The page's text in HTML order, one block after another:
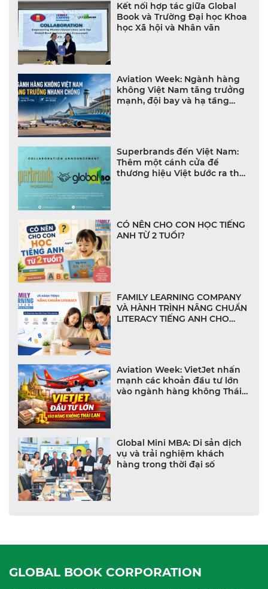
Kết nối hợp tác giữa Global
Book và Trường Đại học Khoa
học Xã hội và Nhân văn
Aviation Week: Ngành hàng
không Việt Nam tăng trưởng
mạnh, đội bay và hạ tầng
Superbrands đến Việt Nam:
Thêm một cánh cửa để
thương hiệu Việt bước ra thế
CÓ NÊN CHO CON HỌC TIẾNG
ANH TỪ 2 TUỔI?
FAMILY LEARNING COMPANY
VÀ HÀNH TRÌNH NÂNG CHUẨN
LITERACY TIẾNG ANH CHO
Aviation Week: VietJet nhấn
mạnh các khoản đầu tư lớn
vào ngành hàng không Thái
Global Mini MBA: Di sản dịch
vụ và trải nghiệm khách
hàng trong thời đại số
GLOBAL BOOK CORPORATION